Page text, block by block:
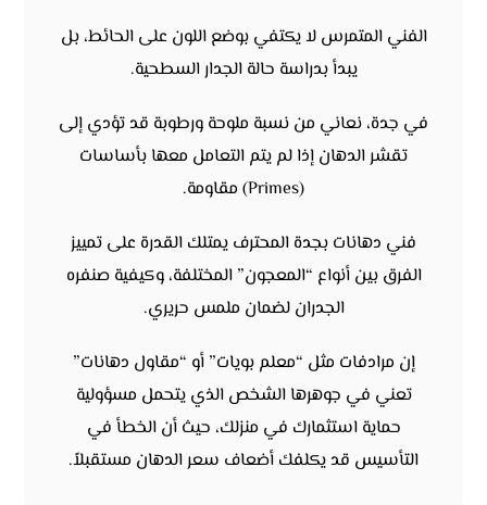
الفني المتمرس لا يكتفي بوضع اللون على الحائط، بل
يبدأ بدراسة حالة الجدار السطحية.
في جدة، نعاني من نسبة ملوحة ورطوبة قد تؤدي إلى
تقشر الدهان إذا لم يتم التعامل معها بأساسات
(Primes) مقاومة.
فني دهانات بجدة المحترف يمتلك القدرة على تمييز
الفرق بين أنواع “المعجون” المختلفة، وكيفية صنفره
الجدران لضمان ملمس حريري.
إن مرادفات مثل “معلم بويات” أو “مقاول دهانات”
تعني في جوهرها الشخص الذي يتحمل مسؤولية
حماية استثمارك في منزلك، حيث أن الخطأ في
التأسيس قد يكلفك أضعاف سعر الدهان مستقبلاً.